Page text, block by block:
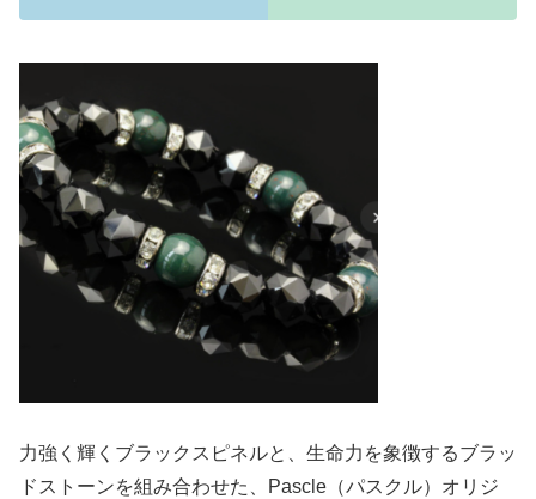
力強く輝くブラックスピネルと、生命力を象徴するブラッ
ドストーンを組み合わせた、Pascle（パスクル）オリジ